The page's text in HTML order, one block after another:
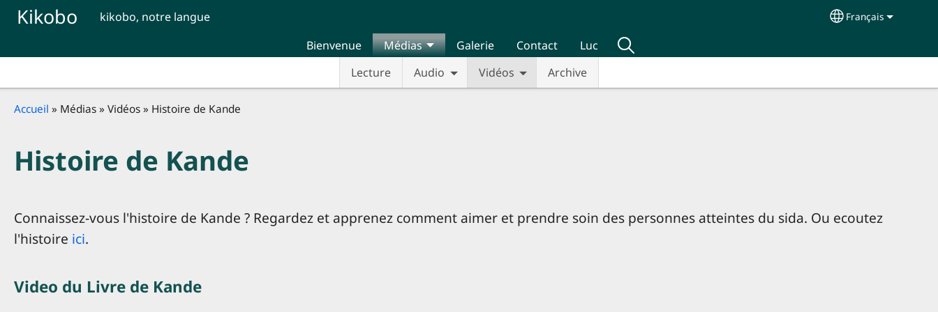
Skip to main content
Kikobo kikobo, notre langue Select your
Français
Bienvenue
Médias
Lecture
Audio Vidéos Archive
Galerie Contact Luc
Breadcrumb
Accueil Médias Vidéos Histoire de Kande
Histoire de Kande
Connaissez-vous l'histoire de Kande ? Regardez et apprenez comment aimer et prendre soin des personnes atteintes du sida. Ou ecoutez
l'histoire ici.
Video du Livre de Kande